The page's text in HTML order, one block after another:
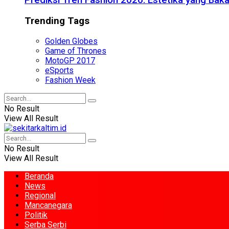
Trending Tags
Golden Globes
Game of Thrones
MotoGP 2017
eSports
Fashion Week
No Result
View All Result
No Result
View All Result
Beranda
News
Regional
Mancanegara
Politik
Serba Serbi